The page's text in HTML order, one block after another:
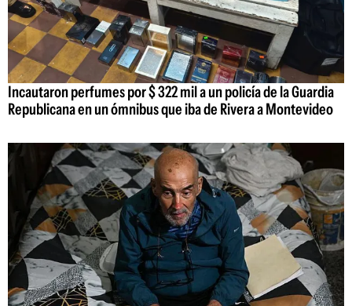
Incautaron perfumes por $ 322 mil a un policía de la Guardia
Republicana en un ómnibus que iba de Rivera a Montevideo